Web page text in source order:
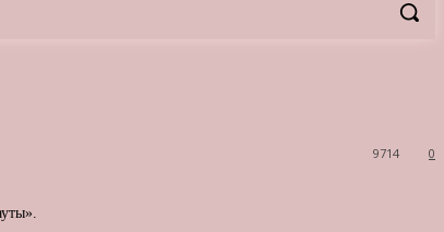
0
9714